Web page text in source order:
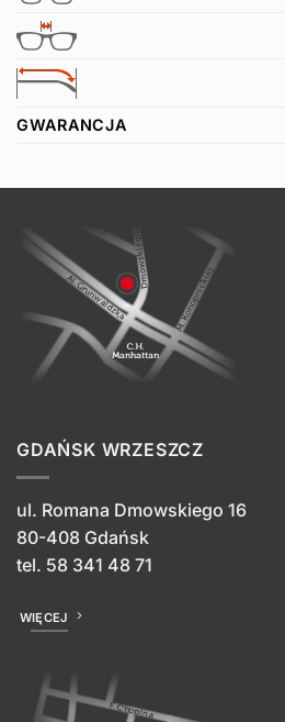
GWARANCJA
GDAŃSK WRZESZCZ
ul. Romana Dmowskiego 16
80-408 Gdańsk
tel. 58 341 48 71
WIĘCEJ